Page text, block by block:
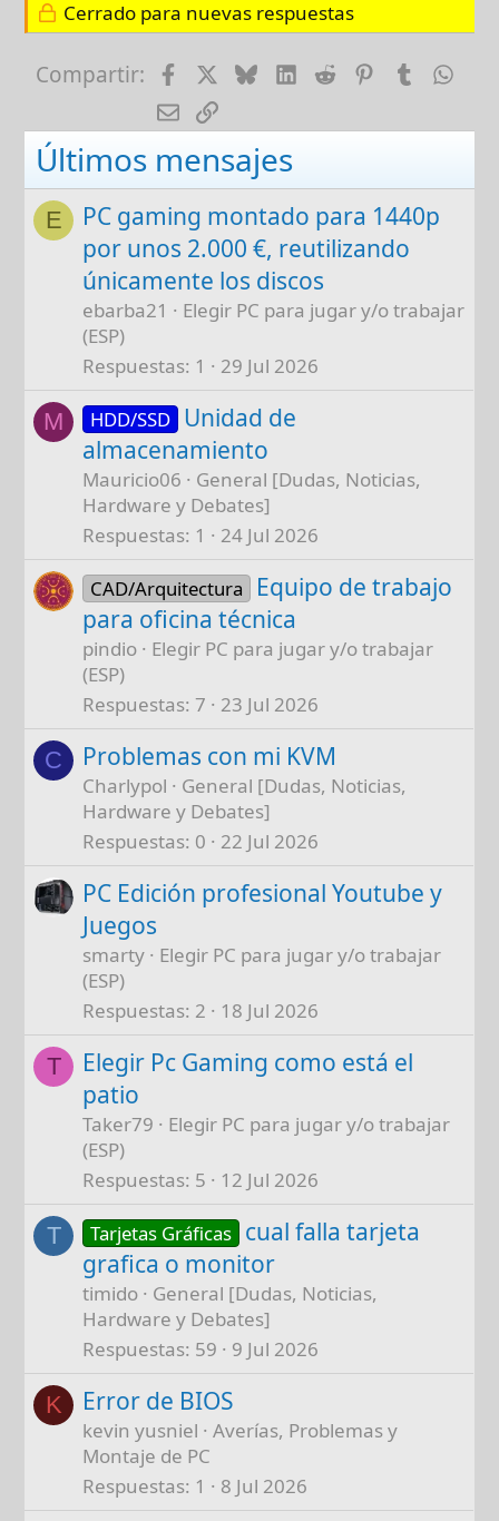
Cerrado para nuevas respuestas
Compartir: FacebookBlueskyLinkedIn
RedditPinterest
Tumblr
E-mailEnlace
Últimos mensajes
E
PC gaming montado para 1440p
por unos 2.000 €, reutilizando
únicamente los discos
ebarba21
Elegir PC para jugar y/o trabajar
(ESP)
Respuestas 1 29 Jul 2026
M HDD/SSD Unidad de
almacenamiento
Mauricio06
General [Dudas, Noticias,
Hardware y Debates]
Respuestas 1 24 Jul 2026
CAD/Arquitectura
Equipo de trabajo
para oficina técnica
pindio
Elegir PC para jugar y/o trabajar
(ESP)
Respuestas 7 23 Jul 2026
C Problemas con mi KVM
Charlypol
General [Dudas, Noticias,
Hardware y Debates]
Respuestas 0 22 Jul 2026
PC Edición profesional Youtube y
Juegos
smarty
Elegir PC para jugar y/o trabajar
(ESP)
Respuestas 2 18 Jul 2026
T
Elegir Pc Gaming como está el
patio
Taker79
Elegir PC para jugar y/o trabajar
(ESP)
Respuestas 5 12 Jul 2026
T Tarjetas Gráficas cual falla tarjeta
grafica o monitor
timido
General [Dudas, Noticias,
Hardware y Debates]
Respuestas 59 9 Jul 2026
K Error de BIOS
kevin yusniel
Averías, Problemas y
Montaje de PC
Respuestas 1 8 Jul 2026